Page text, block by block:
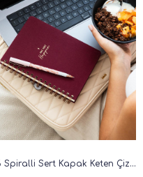
A5 Spiralli Sert Kapak Keten Çizgili Tarihsiz Not Defteri Bordo